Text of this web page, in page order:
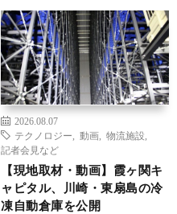
2026.08.07
テクノロジー
動画 物流施設
記者会見など
【現地取材・動画】霞ヶ関キ
ャピタル、川崎・東扇島の冷
凍自動倉庫を公開